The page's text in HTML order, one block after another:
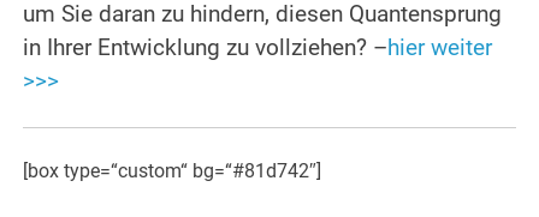
um Sie daran zu hindern, diesen Quantensprung
in Ihrer Entwicklung zu vollziehen? –hier weiter
>>>
[box type=“custom“ bg=“#81d742″]